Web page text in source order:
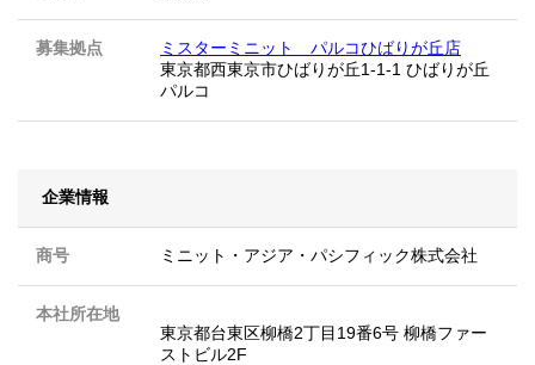
募集拠点
ミスターミニット パルコひばりが丘店
東京都西東京市ひばりが丘1-1-1 ひばりが丘
パルコ
企業情報
商号 ミニット・アジア・パシフィック株式会社
本社所在地
東京都台東区柳橋2丁目19番6号 柳橋ファー
ストビル2F